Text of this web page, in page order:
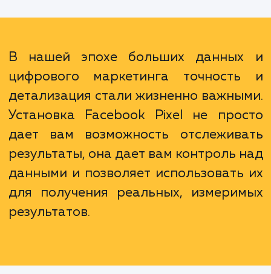
кампаний на основе данных о
позволяет использовать продвинутые
Facebook Ads, такие как
ремаркетинг и конверсионное
В нашей эпохе больших
цифрового маркетинга
детализация стали жизненно